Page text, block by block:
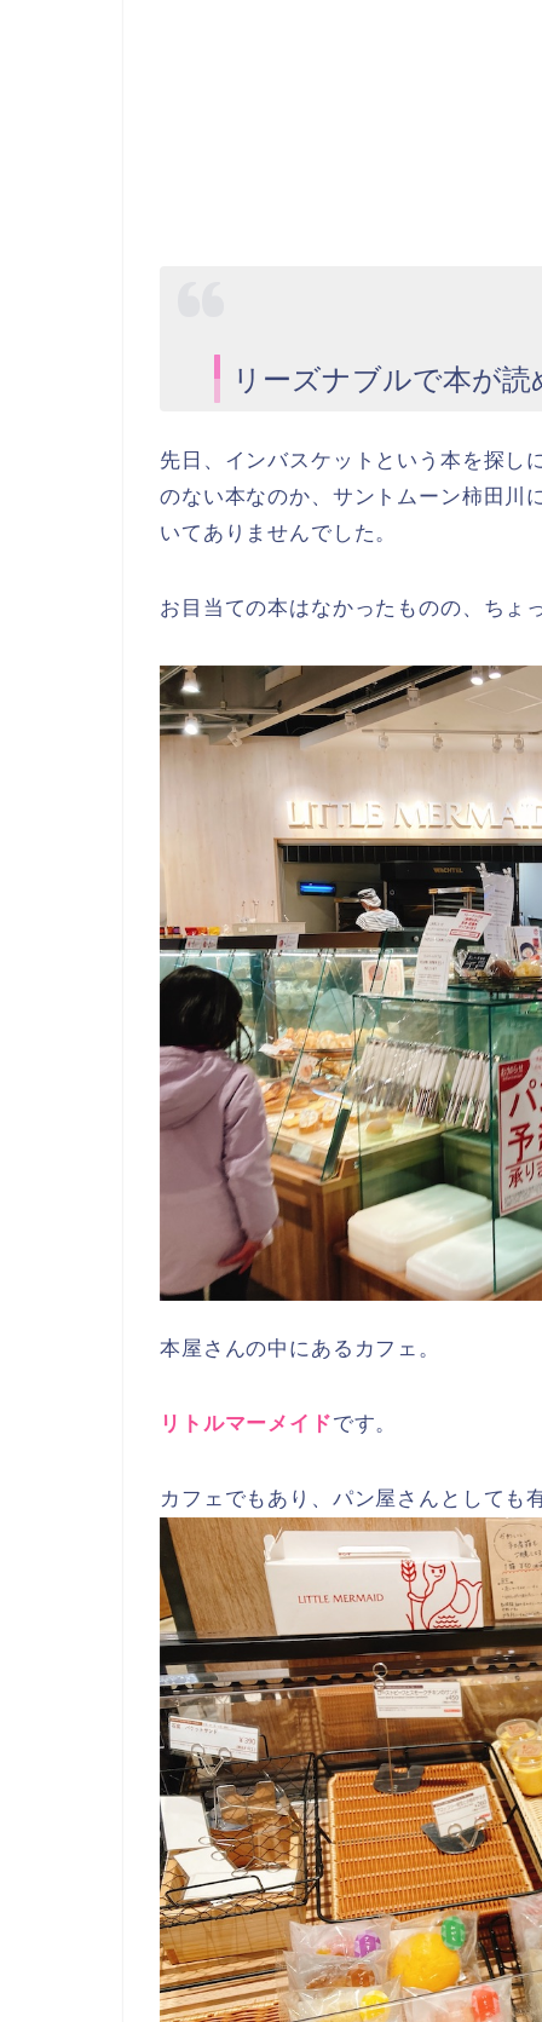
リーズナブルで本が
先日、インバスケットという本を探し
のない本なのか、サントムーン柿田川
いてありませんでした。
お目当ての本はなかったものの、ちょ
本屋さんの中にあるカフェ。
リトルマーメイドです。
カフェでもあり、パン屋さんとしても